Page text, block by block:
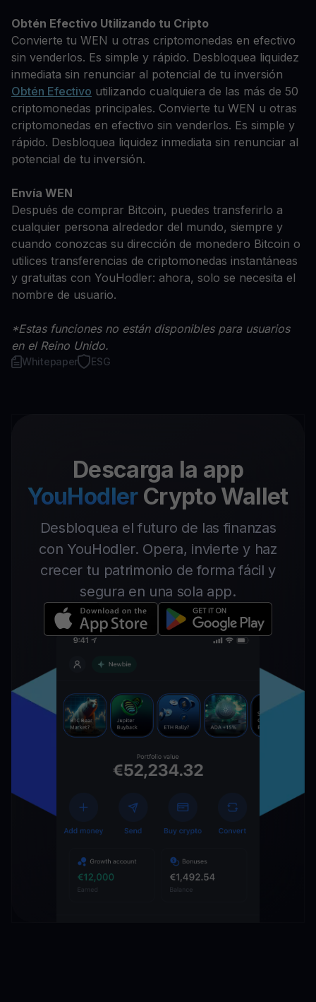
Obtén Efectivo Utilizando tu Cripto
Convierte tu WEN u otras criptomonedas en efectivo
sin venderlos. Es simple y rápido. Desbloquea liquidez
inmediata sin renunciar al potencial de tu inversión
Obtén Efectivo utilizando cualquiera de las más de 50
criptomonedas principales. Convierte tu WEN u otras
criptomonedas en efectivo sin venderlos. Es simple y
rápido. Desbloquea liquidez inmediata sin renunciar al
potencial de tu inversión.
Envía WEN
Después de comprar Bitcoin, puedes transferirlo a
cualquier persona alrededor del mundo, siempre y
cuando conozcas su dirección de monedero Bitcoin o
utilices transferencias de criptomonedas instantáneas
y gratuitas con YouHodler: ahora, solo se necesita el
nombre de usuario.
*Estas funciones no están disponibles para usuarios
en el Reino Unido.
Whitepaper ESG
Descarga la app
YouHodler Crypto Wallet
Desbloquea el futuro de las finanzas
con YouHodler. Opera, invierte y haz
crecer tu patrimonio de forma fácil y
segura en una sola app.